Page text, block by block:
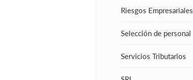
Riesgos Empresariales
Selección de personal
Servicios Tributarios